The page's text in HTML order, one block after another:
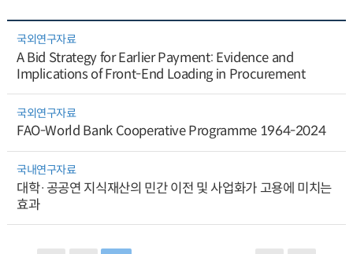
국외연구자료
A Bid Strategy for Earlier Payment: Evidence and
Implications of Front-End Loading in Procurement
국외연구자료
FAO-World Bank Cooperative Programme 1964-2024
국내연구자료
대학·공공연 지식재산의 민간 이전 및 사업화가 고용에 미치는
효과